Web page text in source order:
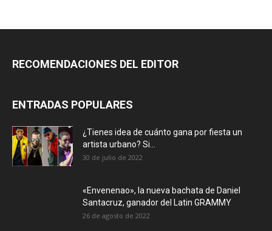
RECOMENDACIONES DEL EDITOR
ENTRADAS POPULARES
¿Tienes idea de cuánto gana por fiesta un
artista urbano? Si...
30 de julio de 2022
«Envenenao», la nueva bachata de Daniel
Santacruz, ganador del Latin GRAMMY
26 de agosto de 2022